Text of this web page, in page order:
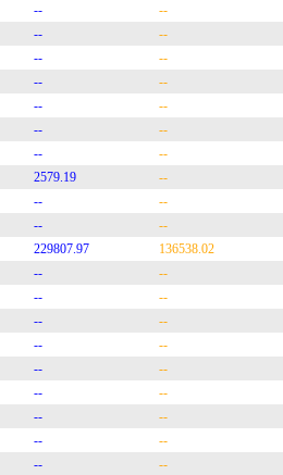
-- --
-- --
-- --
-- --
-- --
-- --
-- --
2579.19 --
-- --
-- --
229807.97 136538.02
-- --
-- --
-- --
-- --
-- --
-- --
-- --
-- --
-- --